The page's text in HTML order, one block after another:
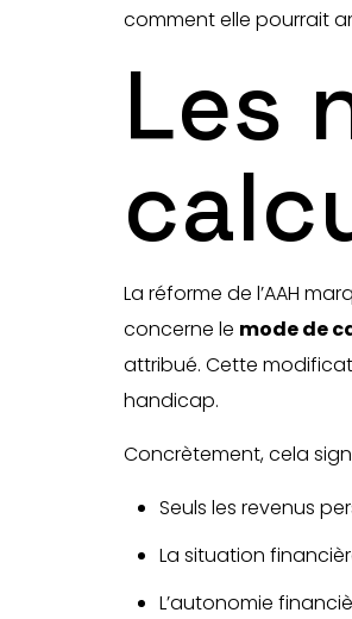
comment elle pourrait
Les
La réforme de l’AAH
concerne le mode de
attribué. Cette
handicap.
Concrètement, cela
Seuls les revenus
La situation
L’autonomie